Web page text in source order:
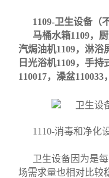
1109-卫生设备（
马桶水箱1109，
汽焗油机1109，淋浴
日光浴机1109，手
110017，澡盆110033
1110-消毒和净化
卫生设备因为是
场需求量也相对比较